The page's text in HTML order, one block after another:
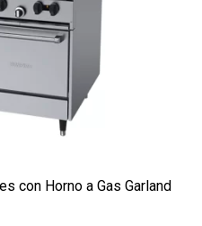
con Horno a Gas Garland